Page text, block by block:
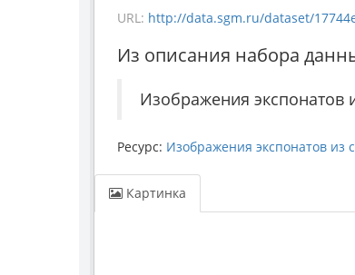
URL: http://data.sgm.ru/dataset/
Из описания набора
Изображения
Ресурс: Изображения экспонатов
Картинка